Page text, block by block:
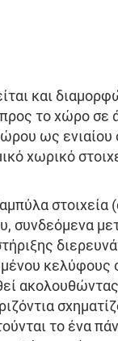
και
το χώρο σε
ως ενιαίου
χωρικό
συνδεόμενα
κελύφους
το ένα